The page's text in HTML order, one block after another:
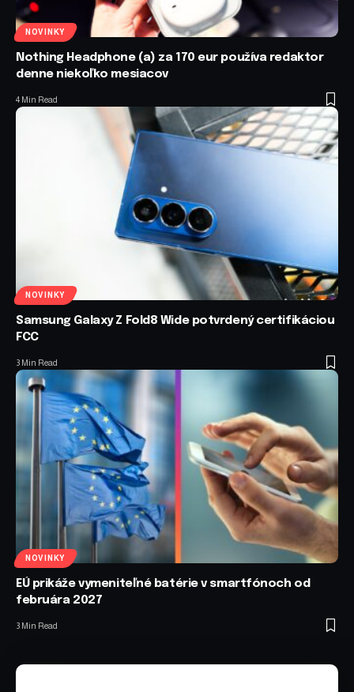
NOVINKY
Nothing Headphone (a) za 170 eur používa redaktor
denne niekoľko mesiacov
4 Min Read
NOVINKY
Samsung Galaxy Z Fold8 Wide potvrdený certifikáciou
FCC
3 Min Read
NOVINKY
EÚ prikáže vymeniteľné batérie v smartfónoch od
februára 2027
3 Min Read